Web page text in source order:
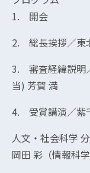
1. 開会
2. 総長挨拶／東
3. 審査経緯説明
当) 芳賀 満
4. 受賞講演／紫
人文・社会科学
岡田 彩（情報科